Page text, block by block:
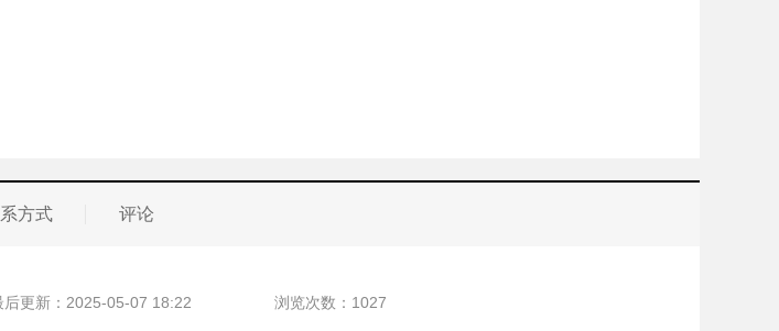
方式 评论
后更新：2025-05-07 18:22 浏览次数： 1027